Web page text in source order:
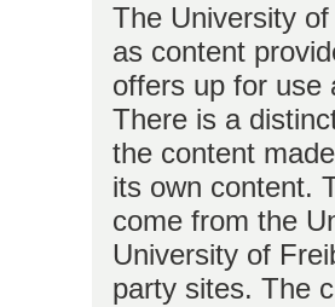
The University
as content
offers up for use
There is a
the content
its own content.
come from the
University of
party sites. The